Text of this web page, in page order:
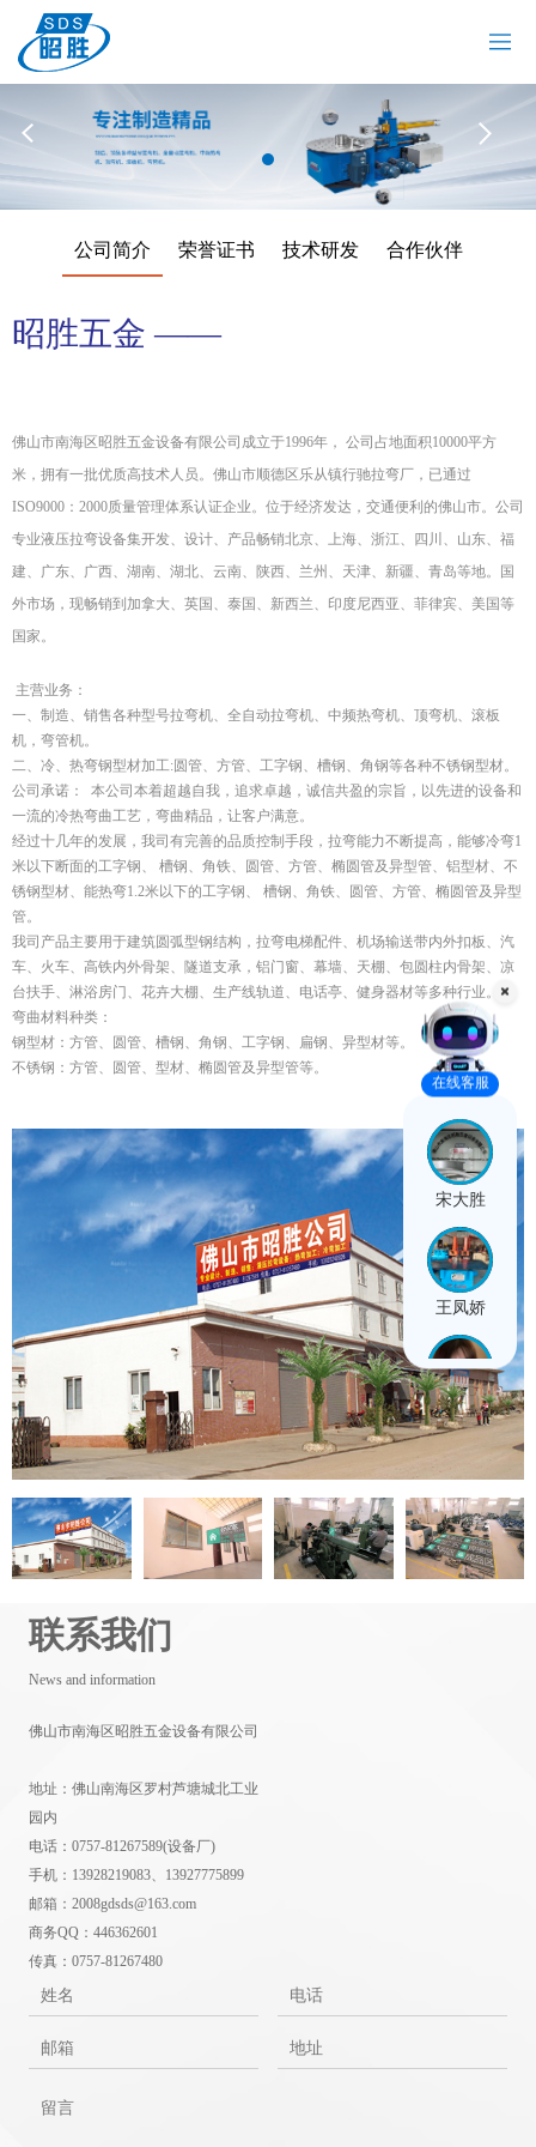
网站首页
关于我们
拉弯机
油冷机
热弯机
材料加工
案例中心
公司简介 荣誉证书 技术研发 合作伙伴
昭胜五金 ——
佛山市南海区昭胜五金设备有限公司成立于1996年， 公司占地面积10000平方
米，拥有一批优质高技术人员。佛山市顺德区乐从镇行驰拉弯厂，已通过
ISO9000：2000质量管理体系认证企业。位于经济发达，交通便利的佛山市。公司
专业液压拉弯设备集开发、设计、产品畅销北京、上海、浙江、四川、山东、福
建、广东、广西、湖南、湖北、云南、陕西、兰州、天津、新疆、青岛等地。国
外市场，现畅销到加拿大、英国、泰国、新西兰、印度尼西亚、菲律宾、美国等
国家。
主营业务：
一、制造、销售各种型号拉弯机、全自动拉弯机、中频热弯机、顶弯机、滚板
机，弯管机。
二、冷、热弯钢型材加工:圆管、方管、工字钢、槽钢、角钢等各种不锈钢型材。
公司承诺： 本公司本着超越自我，追求卓越，诚信共盈的宗旨，以先进的设备和
一流的冷热弯曲工艺，弯曲精品，让客户满意。
经过十几年的发展，我司有完善的品质控制手段，拉弯能力不断提高，能够冷弯1
米以下断面的工字钢、 槽钢、角铁、圆管、方管、椭圆管及异型管、铝型材、不
锈钢型材、能热弯1.2米以下的工字钢、 槽钢、角铁、圆管、方管、椭圆管及异型
管。
我司产品主要用于建筑圆弧型钢结构，拉弯电梯配件、机场输送带内外扣板、汽
车、火车、高铁内外骨架、隧道支承，铝门窗、幕墙、天棚、包圆柱内骨架、凉
台扶手、淋浴房门、花卉大棚、生产线轨道、电话亭、健身器材等多种行业。
弯曲材料种类：
钢型材：方管、圆管、槽钢、角钢、工字钢、扁钢、异型材等。
不锈钢：方管、圆管、型材、椭圆管及异型管等。
联系我们
News and information
佛山市南海区昭胜五金设备有限公司
地址：佛山南海区罗村芦塘城北工业
园内
电话：0757-81267589(设备厂)
手机：13928219083、13927775899
邮箱：2008gdsds@163.com
商务QQ：446362601
传真：0757-81267480
在线客服
宋大胜
王凤娇
闫思雨